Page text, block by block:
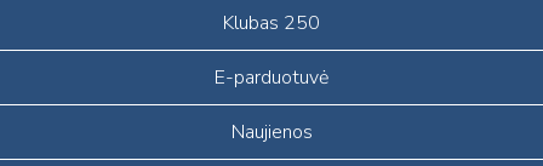
Klubas 250
E-parduotuvė
Naujienos